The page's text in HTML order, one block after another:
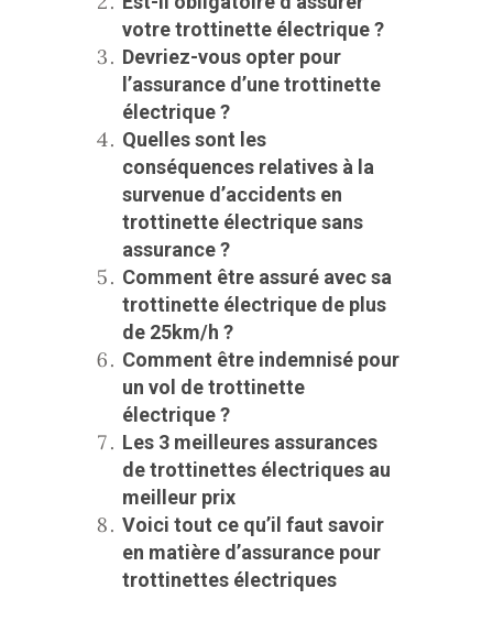
votre trottinette électrique ?
Devriez-vous opter pour
l’assurance d’une trottinette
électrique ?
Quelles sont les
conséquences relatives à la
survenue d’accidents en
trottinette électrique sans
assurance ?
Comment être assuré avec sa
trottinette électrique de plus
de 25km/h ?
Comment être indemnisé pour
un vol de trottinette
électrique ?
Les 3 meilleures assurances
de trottinettes électriques au
meilleur prix
Voici tout ce qu’il faut savoir
en matière d’assurance pour
trottinettes électriques